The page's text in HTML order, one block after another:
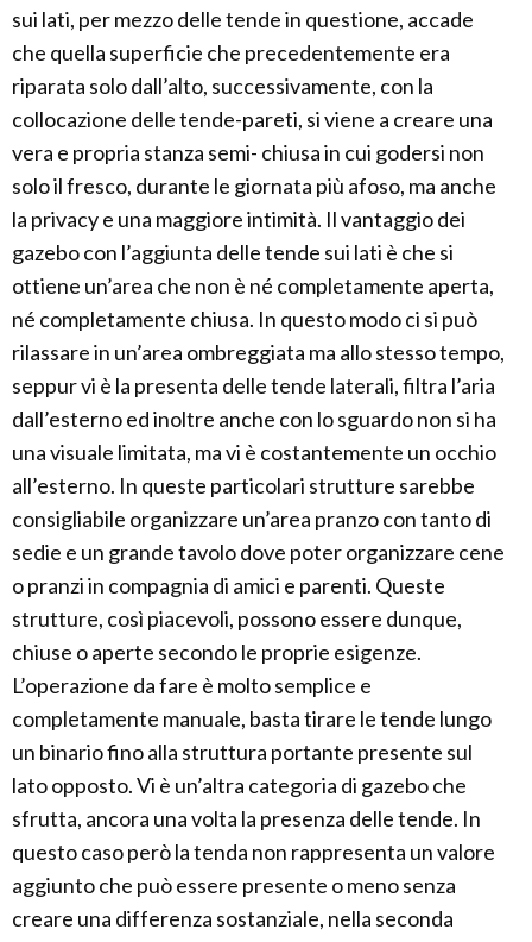
sui lati, per mezzo delle tende in questione, accade
che quella superficie che precedentemente era
riparata solo dall’alto, successivamente, con la
collocazione delle tende-pareti, si viene a creare una
vera e propria stanza semi- chiusa in cui godersi non
solo il fresco, durante le giornata più afoso, ma anche
la privacy e una maggiore intimità. Il vantaggio dei
gazebo con l’aggiunta delle tende sui lati è che si
ottiene un’area che non è né completamente aperta,
né completamente chiusa. In questo modo ci si può
rilassare in un’area ombreggiata ma allo stesso tempo,
seppur vi è la presenta delle tende laterali, filtra l’aria
dall’esterno ed inoltre anche con lo sguardo non si ha
una visuale limitata, ma vi è costantemente un occhio
all’esterno. In queste particolari strutture sarebbe
consigliabile organizzare un’area pranzo con tanto di
sedie e un grande tavolo dove poter organizzare cene
o pranzi in compagnia di amici e parenti. Queste
strutture, così piacevoli, possono essere dunque,
chiuse o aperte secondo le proprie esigenze.
L’operazione da fare è molto semplice e
completamente manuale, basta tirare le tende lungo
un binario fino alla struttura portante presente sul
lato opposto. Vi è un’altra categoria di gazebo che
sfrutta, ancora una volta la presenza delle tende. In
questo caso però la tenda non rappresenta un valore
aggiunto che può essere presente o meno senza
creare una differenza sostanziale, nella seconda